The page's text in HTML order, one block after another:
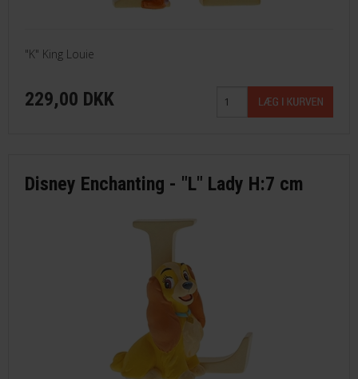
"K" King Louie
229,00 DKK
Disney Enchanting - "L" Lady H:7 cm